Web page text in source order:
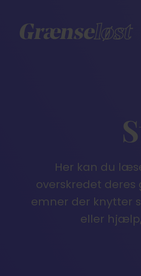
Her kan du
overskredet
emner der knytter
eller